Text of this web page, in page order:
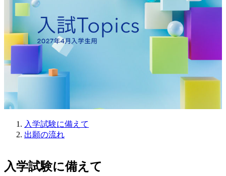
入学試験に備えて
出願の流れ
入学試験に備えて